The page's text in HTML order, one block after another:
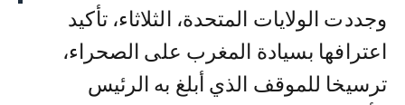
وجددت الولايات المتحدة، الثلاثاء، تأكيد
اعترافها بسيادة المغرب على الصحراء،
ترسيخا للموقف الذي أبلغ به الرئيس